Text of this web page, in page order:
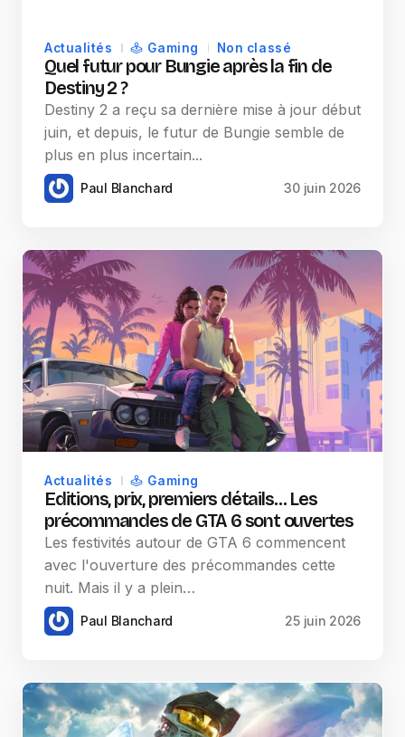
Actualités Gaming Non classé
Quel futur pour Bungie après la fin de
Destiny 2 ?
Destiny 2 a reçu sa dernière mise à jour début
juin, et depuis, le futur de Bungie semble de
plus en plus incertain...
Paul Blanchard 30 juin 2026
Actualités Gaming
Editions, prix, premiers détails… Les
précommandes de GTA 6 sont ouvertes
Les festivités autour de GTA 6 commencent
avec l'ouverture des précommandes cette
nuit. Mais il y a plein…
Paul Blanchard 25 juin 2026